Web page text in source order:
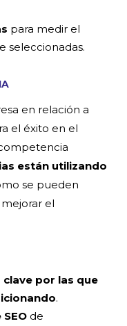
para medir el
seleccionadas.
en relación a
el éxito en el
están utilizando
se pueden
el
clave por las que
.
de